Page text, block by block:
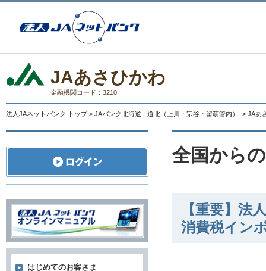
JAあさひかわ
金融機関コード：3210
法人JAネットバンク トップ > JAバンク北海道 道北（上川・宗谷・留萌管内） > JAあ
全国から
【重要】法
消費税イン
はじめてのお客さま